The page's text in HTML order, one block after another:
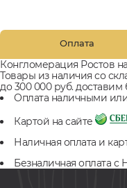
Оплата
Конгломерация Ростов
Товары из наличия со
до 300 000 руб.
Оплата наличными
Картой на сайте
Наличная оплата и
Безналичная оплата с